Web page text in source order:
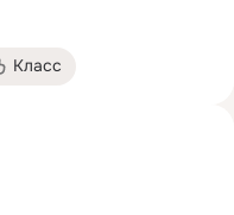
Класс